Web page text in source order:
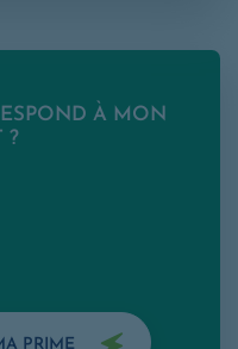
À MON
?
PRIME